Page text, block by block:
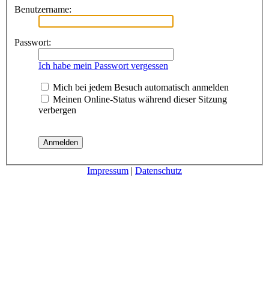
Benutzername:
Passwort:
Ich habe mein Passwort vergessen
Mich bei jedem Besuch automatisch anmelden
Meinen Online-Status während dieser Sitzung
verbergen
Impressum | Datenschutz